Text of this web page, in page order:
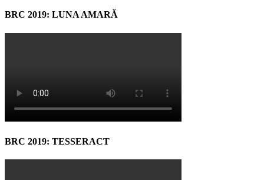
BRC 2019: LUNA AMARĂ
BRC 2019: TESSERACT